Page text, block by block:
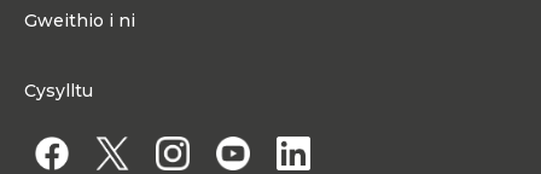
Aberystwyth yn 2004, ac fel
Cynghorydd Sir ar gyfer
Fframwaith Llywodraethu Corfforaethol y Comisiwn
Gweithio i ni
Gweithio i Aelod o'r Senedd
Cysylltu